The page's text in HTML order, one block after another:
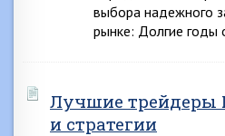
выбора надежного
рынке: Долгие годы
Лучшие трейдеры
и стратегии